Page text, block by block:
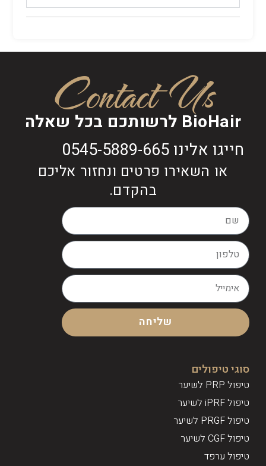
Contact Us
BioHair לרשותכם בכל שאלה
חייגו אלינו 0545-5889-665
או השאירו פרטים ונחזור אליכם
בהקדם.
שליחה
סוגי טיפולים
טיפול PRP לשיער
טיפול iPRF לשיער
טיפול PRGF לשיער
טיפול CGF לשיער
טיפול ערפד